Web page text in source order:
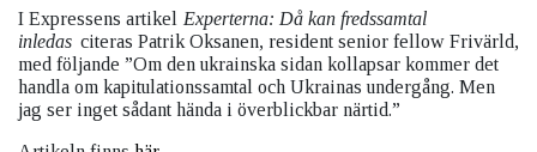
I Expressens artikel Experterna: Då kan fredssamtal
inledas citeras Patrik Oksanen, resident senior fellow Frivärld,
med följande ”Om den ukrainska sidan kollapsar kommer det
handla om kapitulationssamtal och Ukrainas undergång. Men
jag ser inget sådant hända i överblickbar närtid.”